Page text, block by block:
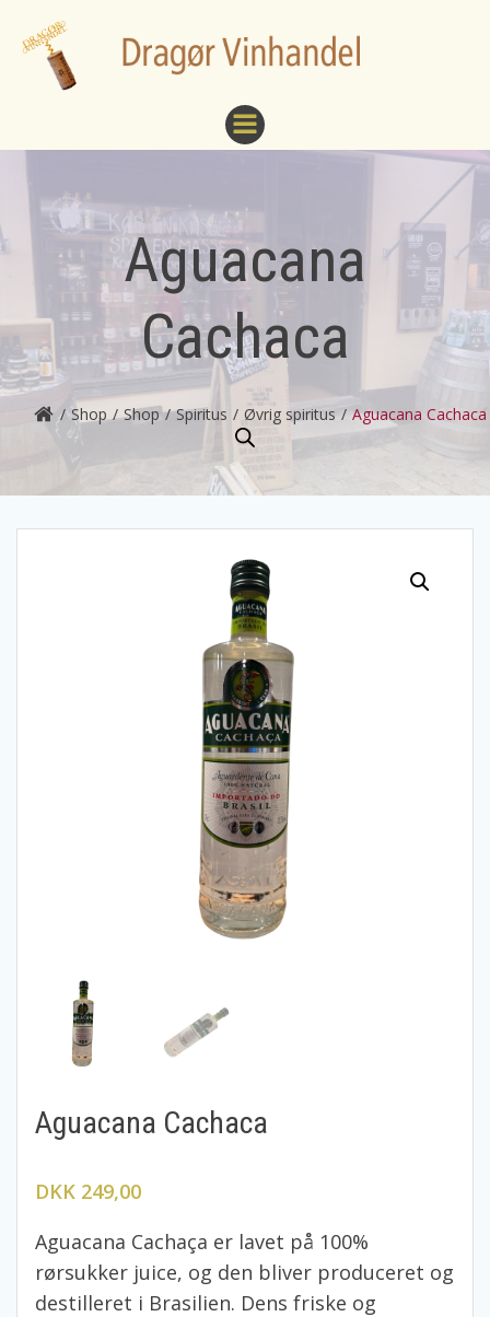
indhold
Aguacana
Cachaca
Shop Shop Spiritus Øvrig spiritus Aguacana Cachaca
Aguacana Cachaca
DKK 249,00
Aguacana Cachaça er lavet på 100%
rørsukker juice, og den bliver produceret og
destilleret i Brasilien. Dens friske og